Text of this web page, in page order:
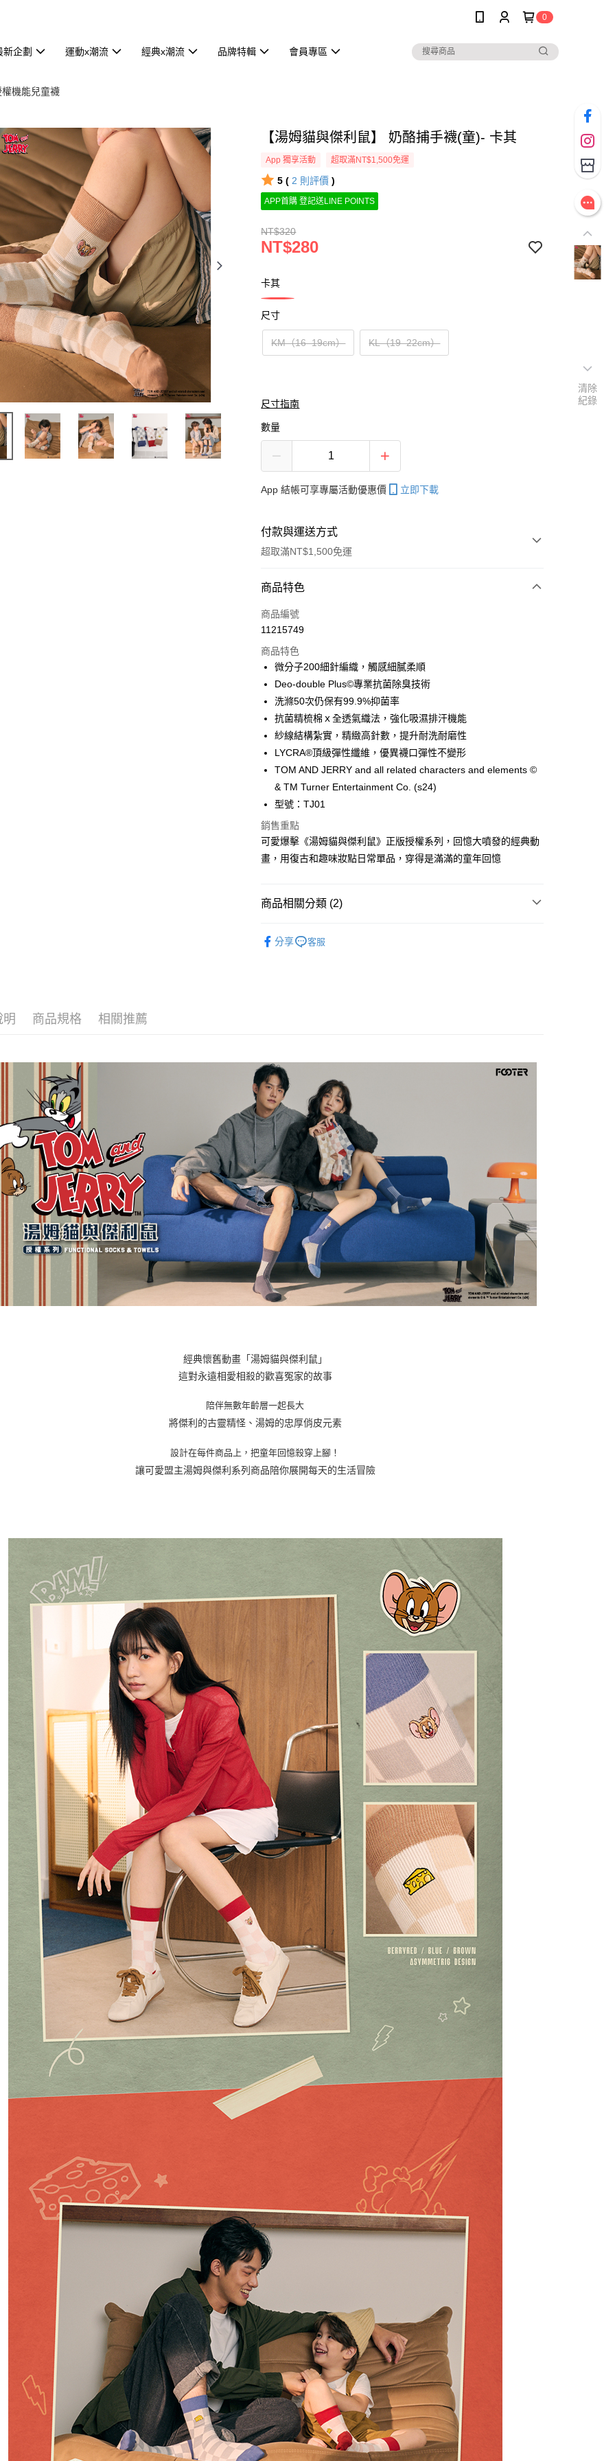
0
新企劃 運動x潮流 經典x潮流 品牌特輯 會員專區
權機能兒童襪
【湯姆貓與傑利鼠】 奶酪捕手襪(童)- 卡其
App 獨享活動 超取滿NT$1,500免運
5 ( 2 則評價 )
APP首購 登記送LINE POINTS
NT$320
NT$280
卡其
尺寸
KM（16–19cm） KL（19–22cm）
尺寸指南
數量
App 結帳可享專屬活動優惠價 立即下載
付款與運送方式
超取滿NT$1,500免運
付款方式
信用卡一次付款
LINE Pay
Apple Pay
ATM付款
運送方式
全家取貨付款
每筆NT$100，滿NT$1,500(含以上)免運費
付款後全家取貨
每筆NT$100，滿NT$1,500(含以上)免運費
每筆NT$100，滿NT$1,500(含以上)免運費
商品特色
商品編號
11215749
商品特色
微分子200細針編織，觸感細膩柔順
Deo-double Plus©專業抗菌除臭技術
洗滌50次仍保有99.9%抑菌率
抗菌精梳棉ｘ全透氣織法，強化吸濕排汗機能
紗線結構紮實，精緻高針數，提升耐洗耐磨性
LYCRA®頂級彈性纖維，優異襪口彈性不變形
TOM AND JERRY and all related characters and elements ©
& TM Turner Entertainment Co. (s24)
型號：TJ01
銷售重點
可愛爆擊《湯姆貓與傑利鼠》正版授權系列，回憶大噴發的經典動
畫，用復古和趣味妝點日常單品，穿得是滿滿的童年回憶
商品相關分類 (2)
分享 客服
明 商品規格 相關推薦
經典懷舊動畫「湯姆貓與傑利鼠」
這對永遠相愛相殺的歡喜冤家的故事
陪伴無數年齡層一起長大
將傑利的古靈精怪、湯姆的忠厚俏皮元素
設計在每件商品上，把童年回憶殺穿上腳！
讓可愛盟主湯姆與傑利系列商品陪你展開每天的生活冒險
清除
紀錄